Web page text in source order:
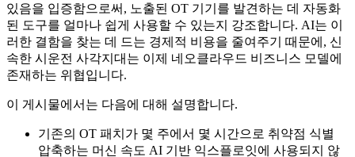
있음을 입증함으로써, 노출된 OT 기기를 발견하는 데 자동화
된 도구를 얼마나 쉽게 사용할 수 있는지 강조합니다. AI는 이
러한 결함을 찾는 데 드는 경제적 비용을 줄여주기 때문에, 신
속한 시운전 사각지대는 이제 네오클라우드 비즈니스 모델에
존재하는 위협입니다.
이 게시물에서는 다음에 대해 설명합니다.
기존의 OT 패치가 몇 주에서 몇 시간으로 취약점 식별
압축하는 머신 속도 AI 기반 익스플로잇에 사용되지 않